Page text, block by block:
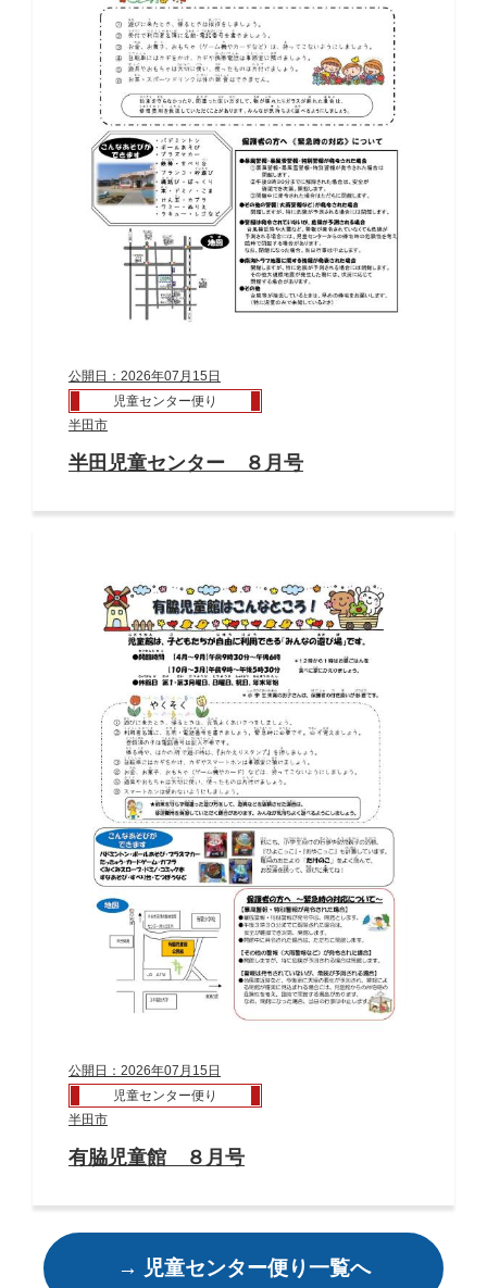
公開日：2026年07月15日
児童センター便り
半田市
半田児童センター ８月号
公開日：2026年07月15日
児童センター便り
半田市
有脇児童館 ８月号
→ 児童センター便り一覧へ